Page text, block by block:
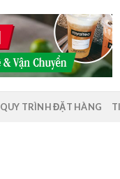
QUY TRÌNH ĐẶT HÀNG